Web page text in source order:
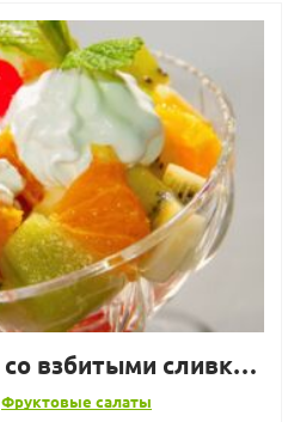
Фруктовый салат со взбитыми сливками
Фруктовые салаты